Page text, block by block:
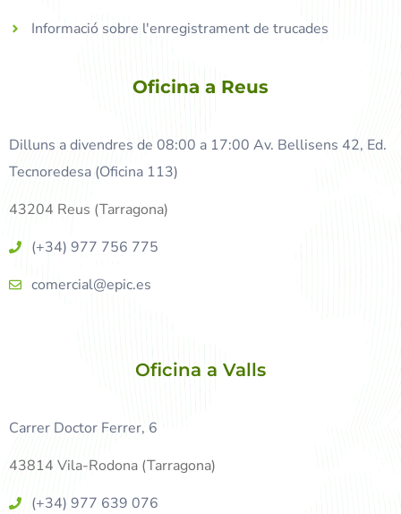
Informació sobre l'enregistrament de trucades
Oficina a Reus
Dilluns a divendres de 08:00 a 17:00 Av. Bellisens 42, Ed.
Tecnoredesa (Oficina 113)
43204 Reus (Tarragona)
(+34) 977 756 775
comercial@epic.es
Oficina a Valls
Carrer Doctor Ferrer, 6
43814 Vila-Rodona (Tarragona)
(+34) 977 639 076